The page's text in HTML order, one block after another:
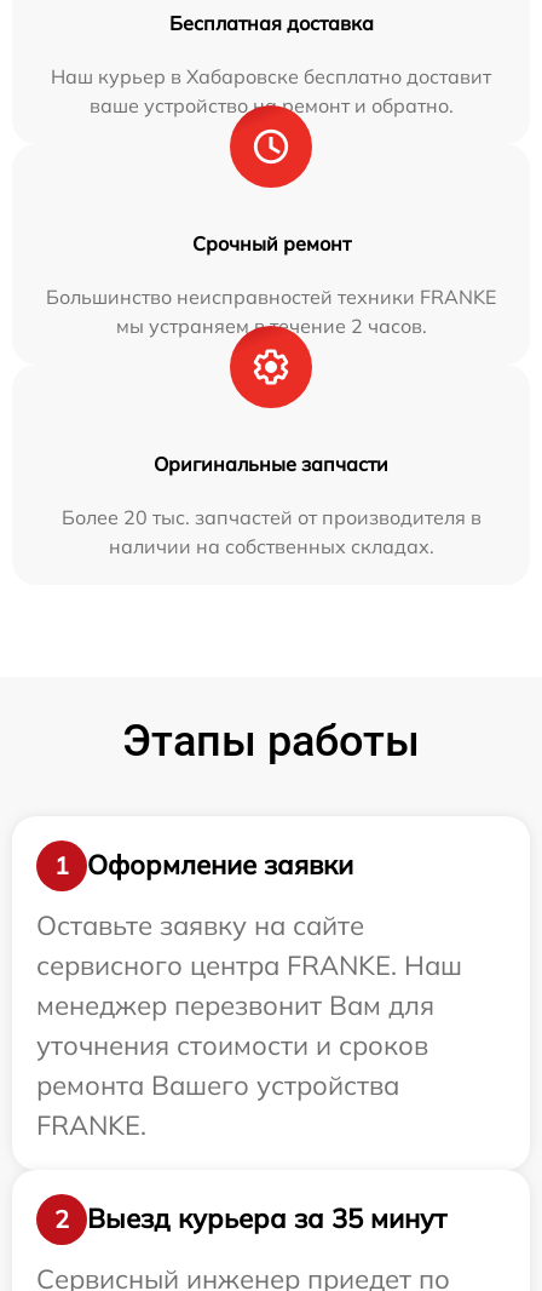
Бесплатная доставка
Наш курьер в Хабаровске бесплатно доставит
ваше устройство на ремонт и обратно.
Срочный ремонт
Большинство неисправностей техники FRANKE
мы устраняем в течение 2 часов.
Оригинальные запчасти
Более 20 тыс. запчастей от производителя в
наличии на собственных складах.
Этапы работы
1
Оформление заявки
Оставьте заявку на сайте
сервисного центра FRANKE. Наш
менеджер перезвонит Вам для
уточнения стоимости и сроков
ремонта Вашего устройства
FRANKE.
2
Выезд курьера за 35 минут
Сервисный инженер приедет по